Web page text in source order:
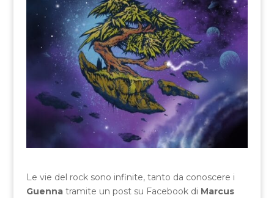
Le vie del rock sono infinite, tanto da conoscere i
Guennatramite un post su Facebook di Marcus